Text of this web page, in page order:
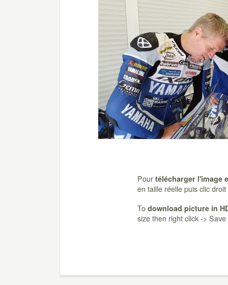
Pour télécharger l'image
en taille réelle puis clic
To download picture in
size then right click ->